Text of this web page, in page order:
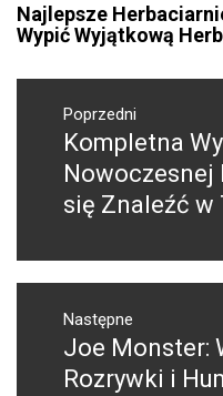
Najlepsze
Wypić Wyjątkową
Nawigacja
wpisuPoprzedni
Poprzedni
wpis:
Kompletna
Nowoczesnej
się Znaleźć w
Następne
Następny
post:
Joe Monster:
Rozrywki i